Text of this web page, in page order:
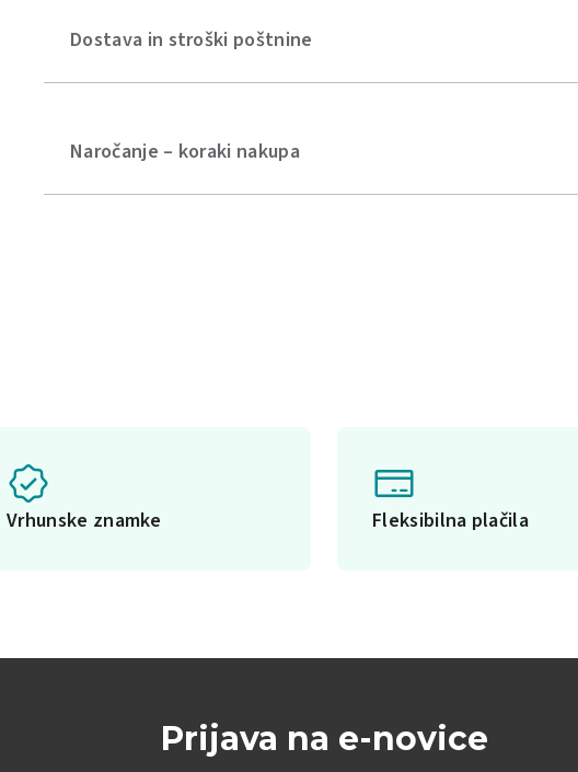
Dostava in stroški poštnine
Naročanje – koraki nakupa
Vrhunske znamke Fleksibilna plačila
Prijava na e-novice